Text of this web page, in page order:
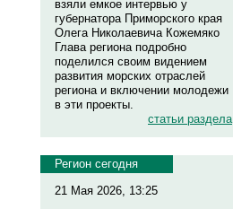
взяли емкое интервью у
губернатора Приморского края
Олега Николаевича Кожемяко
Глава региона подробно
поделился своим видением
развития морских отраслей
региона и включении молодежи
в эти проекты.
статьи раздела
Регион сегодня
21 Мая 2026, 13:25